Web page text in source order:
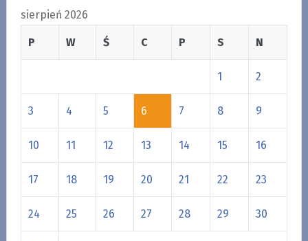
sierpień 2026
P W Ś C P S N
1 2
3 4 5 6 7 8 9
10 11 12 13 14 15 16
17 18 19 20 21 22 23
24 25 26 27 28 29 30